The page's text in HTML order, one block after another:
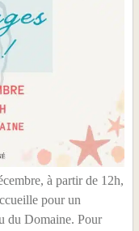
à partir de 12h,
pour un
du Domaine. Pour